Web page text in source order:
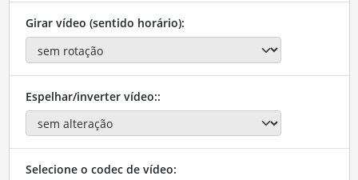
Girar vídeo (sentido horário):
Espelhar/inverter vídeo::
Selecione o codec de vídeo: